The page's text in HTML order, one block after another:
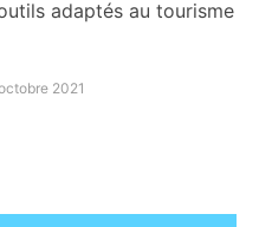
adaptés au tourisme
2021